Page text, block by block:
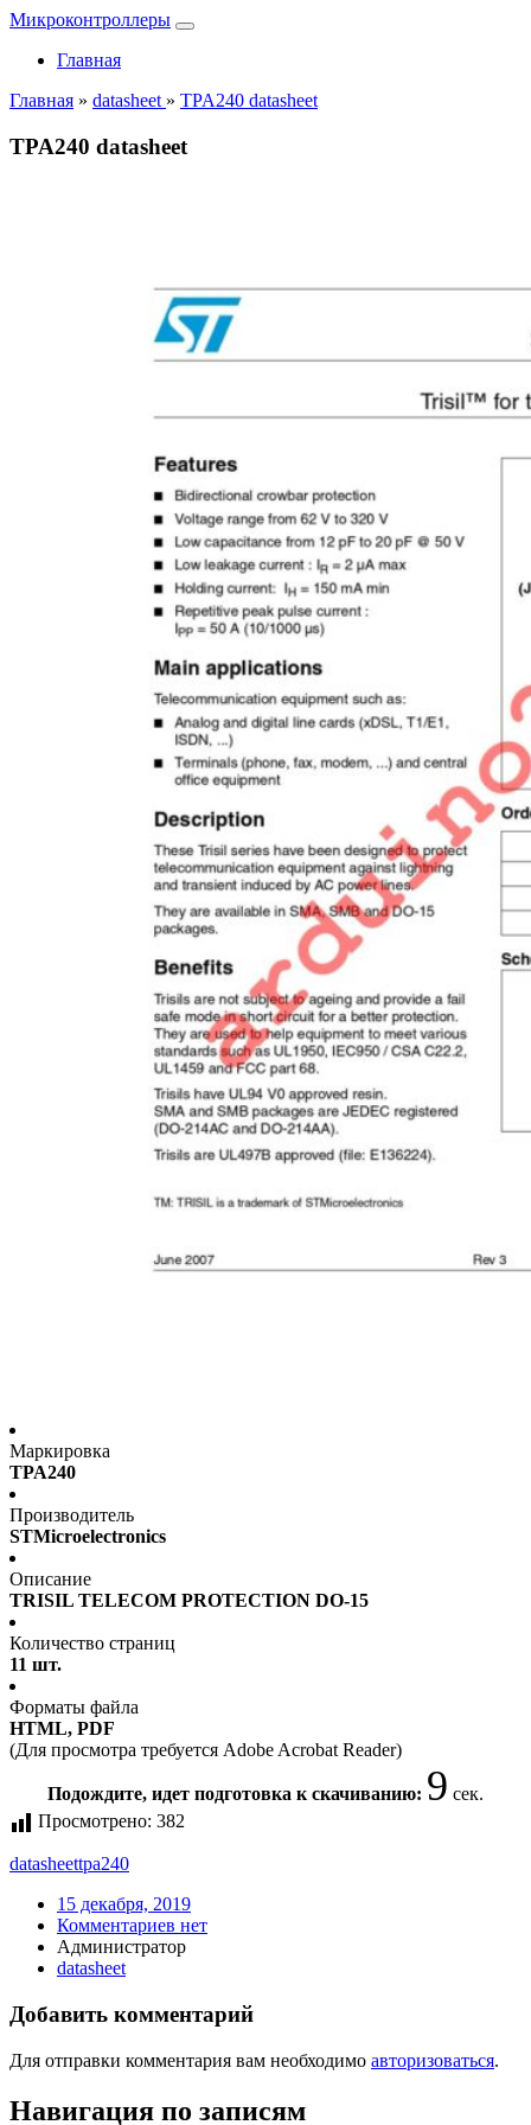
Микроконтроллеры
Главная
Главная » datasheet » TPA240 datasheet
TPA240 datasheet
Маркировка
TPA240
Производитель
STMicroelectronics
Описание
TRISIL TELECOM PROTECTION DO-15
Количество страниц
11 шт.
Форматы файла
HTML, PDF
(Для просмотра требуется Adobe Acrobat Reader)
Подождите, идет подготовка к скачиванию: 9 сек.
Просмотрено: 382
datasheettpa240
15 декабря, 2019
Комментариев нет
Администратор
datasheet
Добавить комментарий
Для отправки комментария вам необходимо авторизоваться.
Навигация по записям